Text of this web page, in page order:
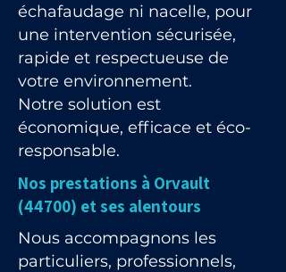
échafaudage ni nacelle, pour
une intervention sécurisée,
rapide et respectueuse de
votre environnement.
Notre solution est
économique, efficace et éco-
responsable.
Nos prestations à Orvault
(44700) et ses alentours
Nous accompagnons les
particuliers, professionnels,